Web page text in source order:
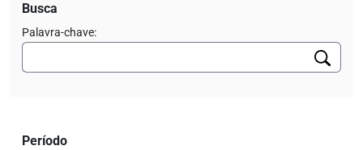
Busca
Palavra-chave:
Período